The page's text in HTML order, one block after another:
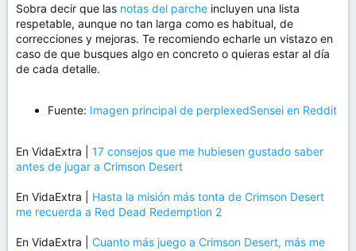
Sobra decir que las notas del parche incluyen una lista
respetable, aunque no tan larga como es habitual, de
correcciones y mejoras. Te recomiendo echarle un vistazo en
caso de que busques algo en concreto o quieras estar al día
de cada detalle.
Fuente: Imagen principal de perplexedSensei en Reddit
En VidaExtra | 17 consejos que me hubiesen gustado saber
antes de jugar a Crimson Desert
En VidaExtra | Hasta la misión más tonta de Crimson Desert
me recuerda a Red Dead Redemption 2
En VidaExtra | Cuanto más juego a Crimson Desert, más me